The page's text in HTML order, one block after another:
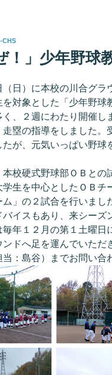
CHS
！」少年野球
（日）に本校の川合グラ
対象とした「少年野球
、２週にわたり開催し
塁の指導をしました。
が、元気いっぱい野球
本校硬式野球部ＯＢとの
生を中心としたＯＢチ
ム」の２試合を行いまし
イスもあり、来シーズ
年１２月の第１土曜日
ドへ足を運んでいただ
：島谷）までお問い合